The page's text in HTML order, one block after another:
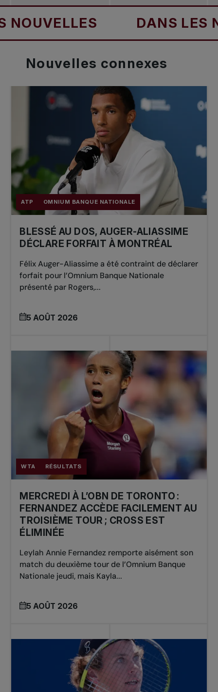
DANS LES
Nouvelles connexes
ATP OMNIUM BANQUE NATIONALE
BLESSÉ AU DOS, AUGER-ALIASSIME
DÉCLARE FORFAIT À MONTRÉAL
Félix Auger-Aliassime a été contraint de déclarer
forfait pour l’Omnium Banque Nationale
présenté par Rogers,...
5 AOÛT 2026
WTA RÉSULTATS
MERCREDI À L’OBN DE TORONTO :
FERNANDEZ ACCÈDE FACILEMENT AU
TROISIÈME TOUR ; CROSS EST
ÉLIMINÉE
Leylah Annie Fernandez remporte aisément son
match du deuxième tour de l’Omnium Banque
Nationale jeudi, mais Kayla...
5 AOÛT 2026